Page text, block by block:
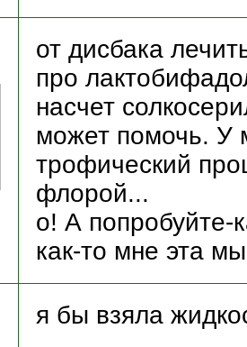
от дисбака
про
насчет
может помочь. У
трофический
флорой...
о! А попробуйте-
как-то мне эта
я бы взяла